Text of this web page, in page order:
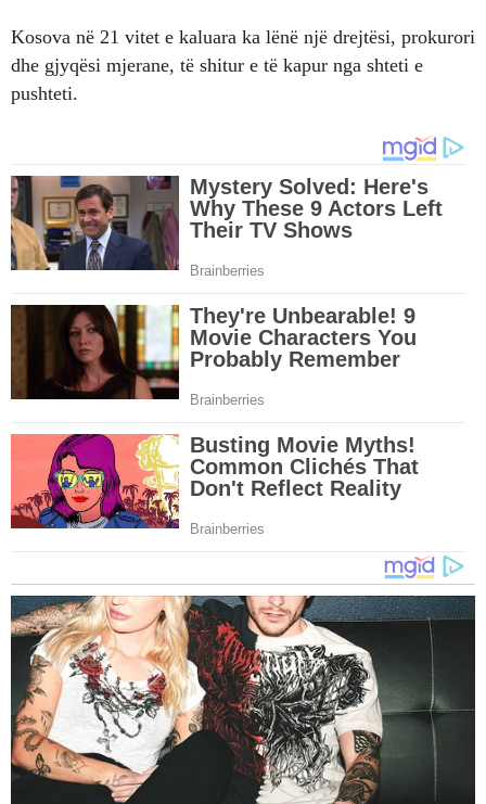
Kosova në 21 vitet e kaluara ka lënë një drejtësi, prokurori
dhe gjyqësi mjerane, të shitur e të kapur nga shteti e
pushteti.